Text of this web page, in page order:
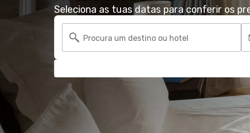
Seleciona as tuas datas para conferir os
Procura um destino ou hotel